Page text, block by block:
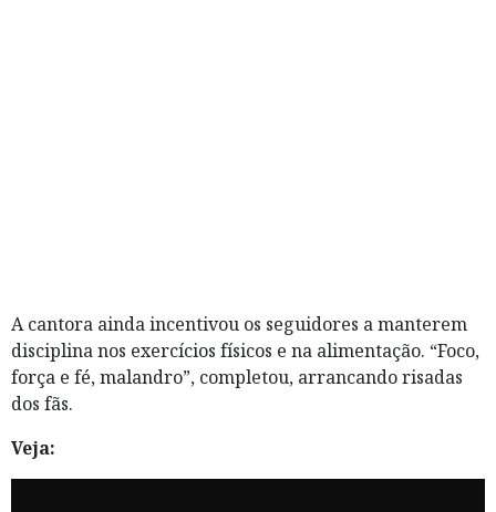
A cantora ainda incentivou os seguidores a manterem
disciplina nos exercícios físicos e na alimentação. “Foco,
força e fé, malandro”, completou, arrancando risadas
dos fãs.
Veja: